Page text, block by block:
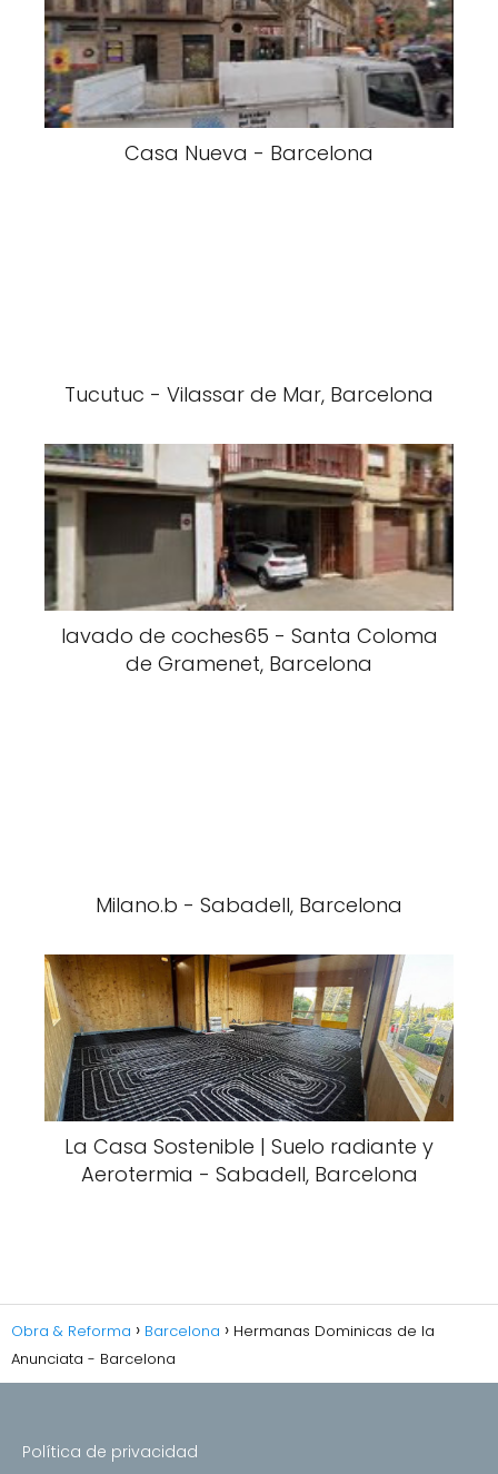
Casa Nueva - Barcelona
Tucutuc - Vilassar de Mar, Barcelona
lavado de coches65 - Santa Coloma
de Gramenet, Barcelona
Milano.b - Sabadell, Barcelona
La Casa Sostenible | Suelo radiante y
Aerotermia - Sabadell, Barcelona
Obra & Reforma Barcelona
Hermanas Dominicas de la
Anunciata - Barcelona
Política de privacidad